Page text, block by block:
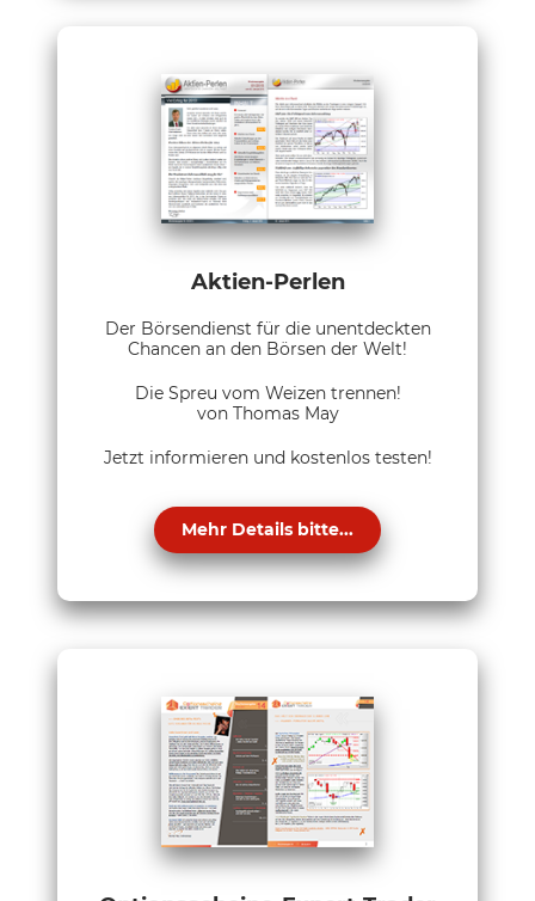
Aktien-Perlen
Der Börsendienst für die unentdeckten
Chancen an den Börsen der Welt!
Die Spreu vom Weizen trennen!
von Thomas May
Jetzt informieren und kostenlos testen!
Mehr Details bitte...